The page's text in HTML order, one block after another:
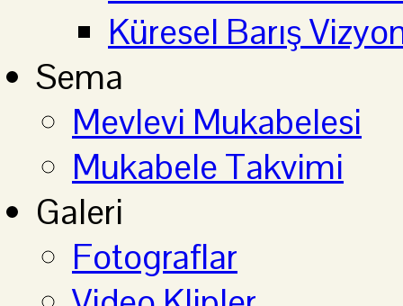
Küresel Barış
Sema
Mevlevi Mukabelesi
Mukabele Takvimi
Galeri
Fotograflar